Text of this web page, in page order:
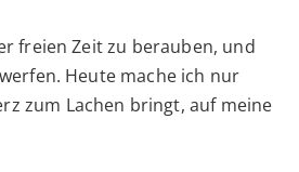
freien Zeit zu berauben, und
Heute mache ich nur
zum Lachen bringt, auf meine